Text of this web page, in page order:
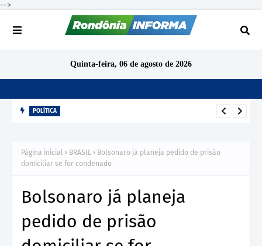
-->
Quinta-feira, 06 de agosto de 2026
POLÍTICA
Página inicial BRASIL
Bolsonaro já planeja pedido de prisão
domiciliar se for condenado
Bolsonaro já planeja
pedido de prisão